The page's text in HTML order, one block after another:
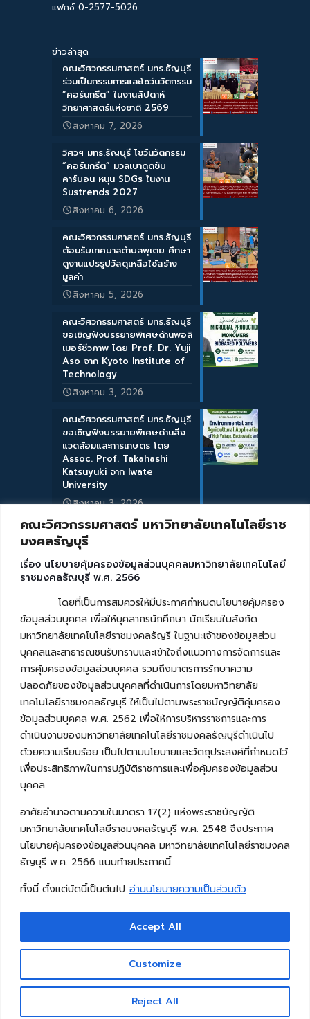
คณะวิศวกรรมศาสตร์ มหาวิทยาลัยเทคโนโลยีราช
มงคลธัญบุรี
เรื่อง นโยบายคุ้มครองข้อมูลส่วนบุคคลมหาวิทยาลัยเทคโนโลยี
ราชมงคลธัญบุรี พ.ศ. 2566
โดยที่เป็นการสมควรให้มีประกาศกำหนดนโยบายคุ้มครอง
ข้อมูลส่วนบุคคล เพื่อให้บุคลากรนักศึกษา นักเรียนในสังกัด
มหาวิทยาลัยเทคโนโลยีราชมงคลธัญรี ในฐานะเจ้าของข้อมูลส่วน
บุคคลและสาธารณชนรับทราบและเข้าใจถึงแนวทางการจัดการและ
การคุ้มครองข้อมูลส่วนบุคคล รวมถึงมาตรการรักษาความ
ปลอดภัยของข้อมูลส่วนบุคคลที่ดำเนินการโดยมหาวิทยาลัย
เทคโนโลยีราชมงคลธัญบุรี ให้เป็นไปตามพระราชบัญญัติคุ้มครอง
ข้อมูลส่วนบุคคล พ.ศ. 2562 เพื่อให้การบริหารราชการและการ
ดำเนินงานของมหาวิทยาลัยเทคโนโลยีราชมงคลธัญบุรีดำเนินไป
ด้วยความเรียบร้อย เป็นไปตามนโยบายและวัตถุประสงค์ที่กำหนดไว้
เพื่อประสิทธิภาพในการปฏิบัติราชการและเพื่อคุ้มครองข้อมูลส่วน
บุคคล
อาศัยอำนาจตามความในมาตรา 17(2) แห่งพระราชบัญญัติ
มหาวิทยาลัยเทคโนโลยีราชมงคลธัญบุรี พ.ศ. 2548 จึงประกาศ
นโยบายคุ้มครองข้อมูลส่วนบุคคล มหาวิทยาลัยเทคโนโลยีราชมงคล
ธัญบุรี พ.ศ. 2566 แนบท้ายประกาศนี้
ทั้งนี้ ตั้งแต่บัดนี้เป็นต้นไป อ่านนโยบายความเป็นส่วนตัว
Customize
Reject All
Accept All
แฟกซ์ 0-2577-5026
ข่าวล่าสุด
คณะวิศวกรรมศาสตร์ มทร.ธัญบุรี
ร่วมเป็นกรรมการและโชว์นวัตกรรม
“คอร์นกรีต” ในงานสัปดาห์
วิทยาศาสตร์แห่งชาติ 2569
สิงหาคม 7, 2026
วิศวฯ มทร.ธัญบุรี โชว์นวัตกรรม
“คอร์นกรีต” มวลเบาดูดซับ
คาร์บอน หนุน SDGs ในงาน
Sustrends 2027
สิงหาคม 6, 2026
คณะวิศวกรรมศาสตร์ มทร.ธัญบุรี
ต้อนรับเทศบาลตำบลพุเตย ศึกษา
ดูงานแปรรูปวัสดุเหลือใช้สร้าง
มูลค่า
สิงหาคม 5, 2026
คณะวิศวกรรมศาสตร์ มทร.ธัญบุรี
ขอเชิญฟังบรรยายพิเศษด้านพอลิ
เมอร์ชีวภาพ โดย Prof. Dr. Yuji
Aso จาก Kyoto Institute of
Technology
สิงหาคม 3, 2026
คณะวิศวกรรมศาสตร์ มทร.ธัญบุรี
ขอเชิญฟังบรรยายพิเศษด้านสิ่ง
แวดล้อมและการเกษตร โดย
Assoc. Prof. Takahashi
Katsuyuki จาก Iwate
University
สิงหาคม 3, 2026
Copyright © 2026 คณะวิศวกรรมศาสตร์ มหาวิทยาลัย
เทคโนโลยีราชมงคลธัญบุรี